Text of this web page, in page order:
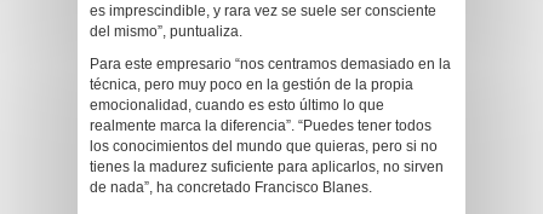
es imprescindible, y rara vez se suele ser consciente
del mismo”, puntualiza.
Para este empresario “nos centramos demasiado en la
técnica, pero muy poco en la gestión de la propia
emocionalidad, cuando es esto último lo que
realmente marca la diferencia”. “Puedes tener todos
los conocimientos del mundo que quieras, pero si no
tienes la madurez suficiente para aplicarlos, no sirven
de nada”, ha concretado Francisco Blanes.